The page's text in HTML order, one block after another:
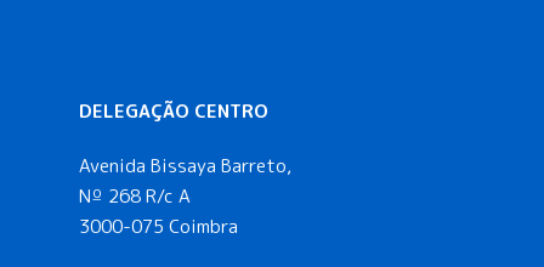
DELEGAÇÃO CENTRO
Avenida Bissaya Barreto,
Nº 268 R/c A
3000-075 Coimbra